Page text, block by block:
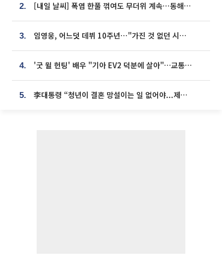
2. [내일 날씨] 폭염 한풀 꺾여도 무더위 계속⋯동해안 이틀 연속 비
3. 임영웅, 어느덧 데뷔 10주년⋯"가진 것 없던 시절, 내 앞엔 20명의 팬뿐"
4. '굿 윌 헌팅' 배우 "기아 EV2 덕분에 살아"…교통사고 후 안전성 극찬
5. 李대통령 “청년이 결혼 망설이는 일 없어야...제도상 불이익 조사”